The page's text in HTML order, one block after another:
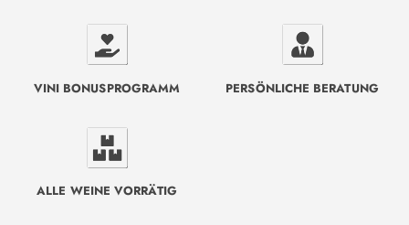
VINI BONUSPROGRAMM PERSÖNLICHE BERATUNG
ALLE WEINE VORRÄTIG